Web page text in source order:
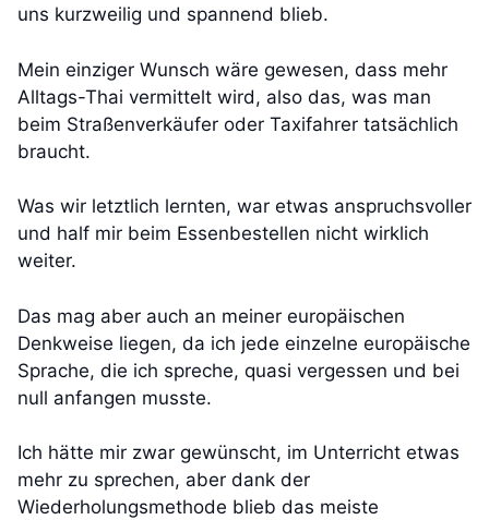
uns kurzweilig und spannend blieb.
Mein einziger Wunsch wäre gewesen, dass mehr
Alltags-Thai vermittelt wird, also das, was man
beim Straßenverkäufer oder Taxifahrer tatsächlich
braucht.
Was wir letztlich lernten, war etwas anspruchsvoller
und half mir beim Essenbestellen nicht wirklich
weiter.
Das mag aber auch an meiner europäischen
Denkweise liegen, da ich jede einzelne europäische
Sprache, die ich spreche, quasi vergessen und bei
null anfangen musste.
Ich hätte mir zwar gewünscht, im Unterricht etwas
mehr zu sprechen, aber dank der
Wiederholungsmethode blieb das meiste